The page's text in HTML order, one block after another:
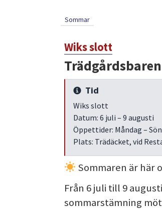
Sommar
Wiks slott
InfoTid
Wiks slott
Datum: 6 juli – 9 augusti
Öppettider: Måndag –
Plats: Trädäcket, vid
Sommaren är här
Från 6 juli till 9
sommarstämning